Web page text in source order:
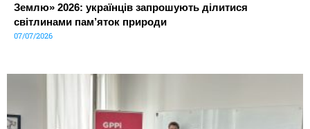
Землю» 2026: українців запрошують ділитися
світлинами пам’яток природи
07/07/2026